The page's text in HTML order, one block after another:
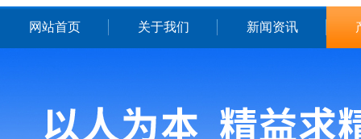
网站首页 关于我们 新闻资讯